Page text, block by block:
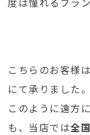
こちらのお客様
にて承りました。
このように遠方
も、当店では全